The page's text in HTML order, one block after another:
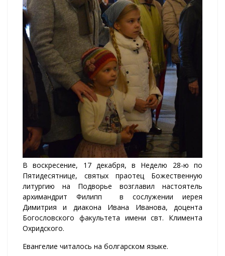
В воскресение, 17 декабря, в Неделю 28-ю по
Пятидесятнице, святых праотец Божественную
литургию на Подворье возглавил настоятель
архимандрит Филипп в сослужении иерея
Димитрия и диакона Ивана Иванова, доцента
Богословского факультета имени свт. Климента
Охридского.
Евангелие читалось на болгарском языке.